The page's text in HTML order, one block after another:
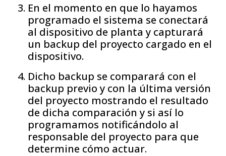
En el momento en que lo hayamos
programado el sistema se conectará
al dispositivo de planta y capturará
un backup del proyecto cargado en el
dispositivo.
Dicho backup se comparará con el
backup previo y con la última versión
del proyecto mostrando el resultado
de dicha comparación y si así lo
programamos notificándolo al
responsable del proyecto para que
determine cómo actuar.